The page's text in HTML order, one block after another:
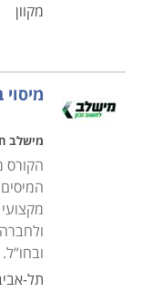
מקוון
מיסוי
מישלב
הקורס
תל-